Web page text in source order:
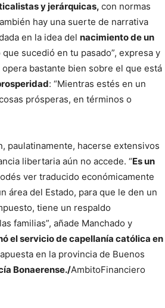
y jerárquicas, con normas
hay una suerte de narrativa
en la idea del nacimiento de un
sucedió en tu pasado”, expresa y
opera bastante bien sobre el que está
: “Mientras estés en un
prósperas, en términos o
paulatinamente, hacerse extensivos
libertaria aún no accede. “Es un
ver traducido económicamente
área del Estado, para que le den un
tiene un respaldo
familias”, añade Manchado y
el servicio de capellanía católica en
en la provincia de Buenos
Bonaerense./AmbitoFinanciero